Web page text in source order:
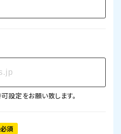
設定をお願い致します。
必須